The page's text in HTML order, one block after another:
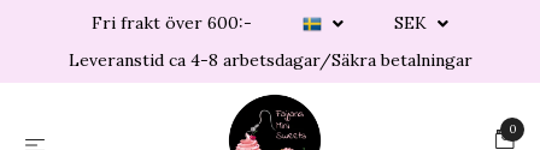
Fri frakt över 600:-
SEK
Leveranstid ca 4-8 arbetsdagar/Säkra betalningar
0